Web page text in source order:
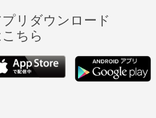
リダウンロード
ちら